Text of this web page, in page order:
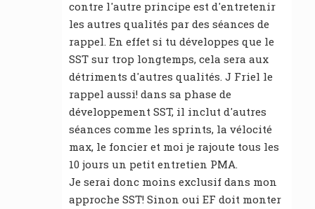
contre l'autre principe est d'entretenir
les autres qualités par des séances de
rappel. En effet si tu développes que le
SST sur trop longtemps, cela sera aux
détriments d'autres qualités. J Friel le
rappel aussi! dans sa phase de
développement SST, il inclut d'autres
séances comme les sprints, la vélocité
max, le foncier et moi je rajoute tous les
10 jours un petit entretien PMA.
Je serai donc moins exclusif dans mon
approche SST! Sinon oui EF doit monter